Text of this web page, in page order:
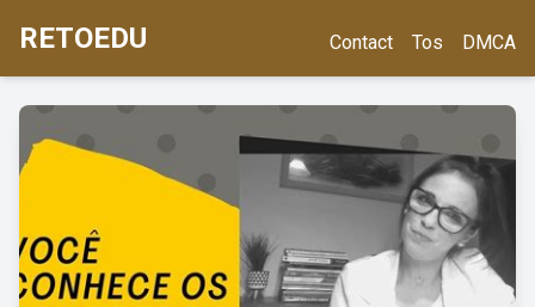
RETOEDU Contact Tos DMCA